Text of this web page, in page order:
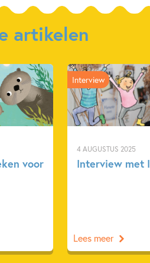
artikelen
voor
4 AUGUSTUS 2025
Interview met
Interview
Lees meer